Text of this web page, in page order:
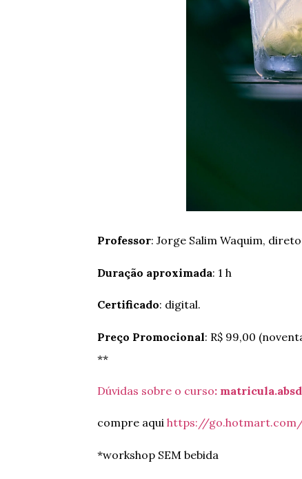
Professor: Jorge Salim Waquim,
Duração aproximada: 1 h
Certificado: digital.
Preço Promocional: R$ 99,00
**
Dúvidas sobre o curso:
compre aqui https://go.hotmart.com/
*workshop SEM bebida